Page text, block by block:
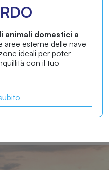
animali domestici a
aree esterne delle nave
ideali per poter
con il tuo